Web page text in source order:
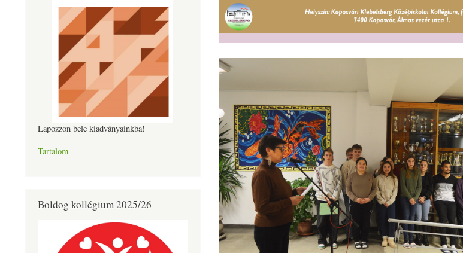
Lapozzon bele kiadványainkba!
Tartalom
Boldog kollégium 2025/26